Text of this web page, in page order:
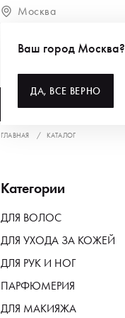
Москва
Ваш город Москва?
ДА, ВСЕ ВЕРНО
ГЛАВНАЯ КАТАЛОГ
Категории
ДЛЯ ВОЛОС
ДЛЯ УХОДА ЗА КОЖЕЙ
ДЛЯ РУК И НОГ
ПАРФЮМЕРИЯ
ДЛЯ МАКИЯЖА